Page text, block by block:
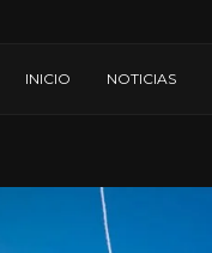
INICIO NOTICIAS